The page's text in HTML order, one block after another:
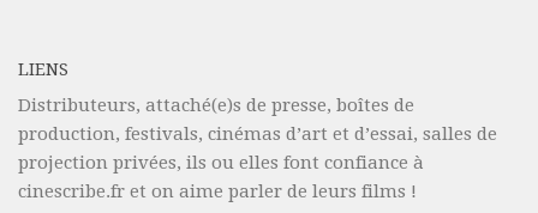
LIENS
Distributeurs, attaché(e)s de presse, boîtes de
production, festivals, cinémas d’art et d’essai, salles de
projection privées, ils ou elles font confiance à
cinescribe.fr et on aime parler de leurs films !